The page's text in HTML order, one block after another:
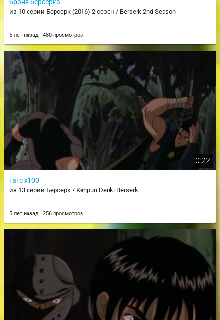
броня берсерка
из 10 серии Берсерк (2016) 2 сезон / Berserk 2nd Season
5 лет назад 480 просмотров
0:22
гатс x100
из 13 серии Берсерк / Kenpuu Denki Berserk
5 лет назад 256 просмотров